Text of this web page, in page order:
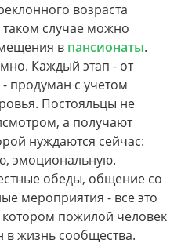
возраста
случае можно
в пансионаты.
Каждый этап - от
продуман с учетом
Постояльцы не
а получают
нуждаются сейчас:
эмоциональную.
обеды, общение со
мероприятия - все это
пожилой человек
в жизнь сообщества.